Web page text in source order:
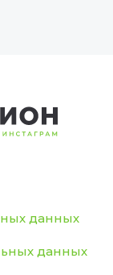
данных
данных